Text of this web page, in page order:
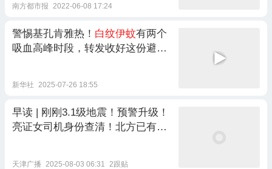
南方都市报 2022-06-08 17:24
警惕基孔肯雅热！ 白纹伊蚊有两个
吸血高峰时段，转发收好这份避蚊
新华社 2025-07-26 18:55
早读 | 刚刚3.1级地震！预警升级！
亮证女司机身份查清！北方已有白
天津广播 2025-08-03 06:31 2跟贴